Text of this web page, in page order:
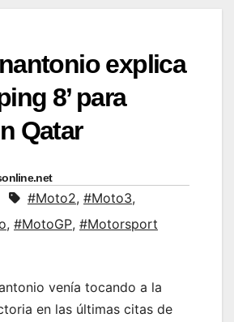
explica
8’ para
Qatar
#Moto2, #Moto3,
, #MotoGP, #Motorsport
venía tocando a la
en las últimas citas de